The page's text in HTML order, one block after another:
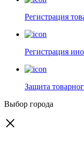
Регистрация
Регистрация
Защита
Выбор города